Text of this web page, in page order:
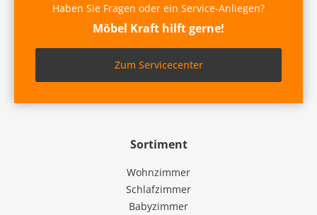
Sortiment
Wohnzimmer
Schlafzimmer
Babyzimmer
Haben Sie Fragen oder ein Service-Anliegen?
Möbel Kraft hilft gerne!
Zum Servicecenter